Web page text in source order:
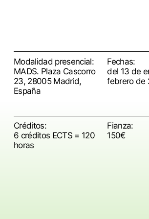
Modalidad presencial:
MADS. Plaza Cascorro
23, 28005 Madrid,
España
Fechas:
del 13 de
febrero de
Créditos:
6 créditos ECTS = 120
horas
Fianza:
150€